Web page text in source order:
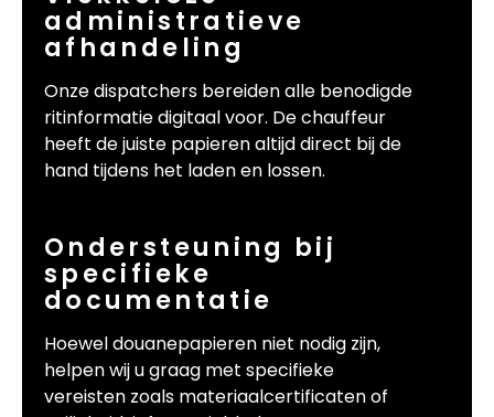
administratieve
afhandeling
Onze dispatchers bereiden alle benodigde
ritinformatie digitaal voor. De chauffeur
heeft de juiste papieren altijd direct bij de
hand tijdens het laden en lossen.
Ondersteuning bij
specifieke
documentatie
Hoewel douanepapieren niet nodig zijn,
helpen wij u graag met specifieke
vereisten zoals materiaalcertificaten of